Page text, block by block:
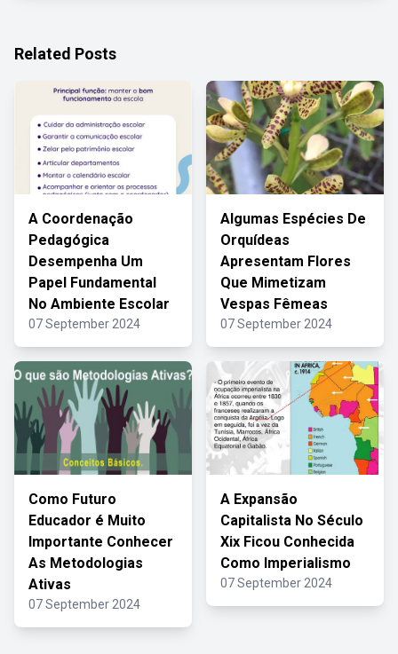
Related Posts
A Coordenação
Pedagógica
Desempenha Um
Papel Fundamental
No Ambiente Escolar
07 September 2024
Algumas Espécies De
Orquídeas
Apresentam Flores
Que Mimetizam
Vespas Fêmeas
07 September 2024
Como Futuro
Educador é Muito
Importante Conhecer
As Metodologias
Ativas
07 September 2024
A Expansão
Capitalista No Século
Xix Ficou Conhecida
Como Imperialismo
07 September 2024